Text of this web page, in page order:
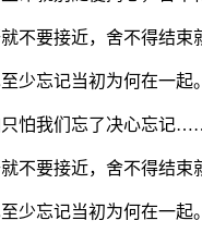
不要接近，舍不得结束
少忘记当初为何在一起。
只怕我们忘了决心忘记
不要接近，舍不得结束
少忘记当初为何在一起。